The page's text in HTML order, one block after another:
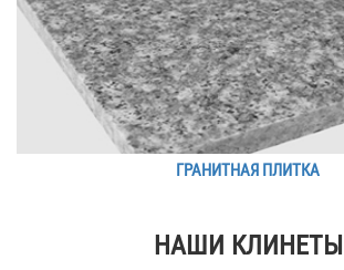
ГРАНИТНАЯ ПЛИТКА
НАШИ КЛИНЕТЫ